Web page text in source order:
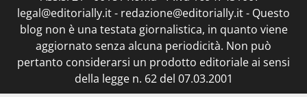
legal@editorially.it - redazione@editorially.it - Questo
blog non è una testata giornalistica, in quanto viene
aggiornato senza alcuna periodicità. Non può
pertanto considerarsi un prodotto editoriale ai sensi
della legge n. 62 del 07.03.2001